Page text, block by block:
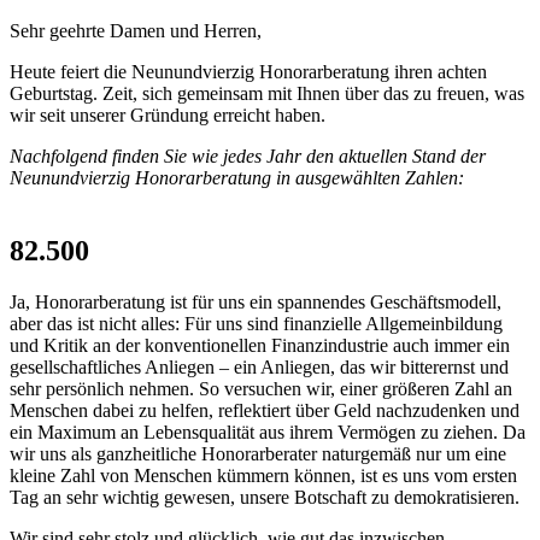
Sehr geehrte Damen und Herren,
Heute feiert die Neunundvierzig Honorarberatung ihren achten
Geburtstag. Zeit, sich gemeinsam mit Ihnen über das zu freuen, was
wir seit unserer Gründung erreicht haben.
Nachfolgend finden Sie wie jedes Jahr den aktuellen Stand der
Neunundvierzig Honorarberatung in ausgewählten Zahlen:
82.500
Ja, Honorarberatung ist für uns ein spannendes Geschäftsmodell,
aber das ist nicht alles: Für uns sind finanzielle Allgemeinbildung
und Kritik an der konventionellen Finanzindustrie auch immer ein
gesellschaftliches Anliegen – ein Anliegen, das wir bitterernst und
sehr persönlich nehmen. So versuchen wir, einer größeren Zahl an
Menschen dabei zu helfen, reflektiert über Geld nachzudenken und
ein Maximum an Lebensqualität aus ihrem Vermögen zu ziehen. Da
wir uns als ganzheitliche Honorarberater naturgemäß nur um eine
kleine Zahl von Menschen kümmern können, ist es uns vom ersten
Tag an sehr wichtig gewesen, unsere Botschaft zu demokratisieren.